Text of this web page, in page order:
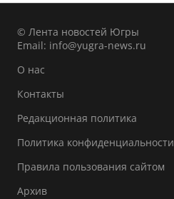
© Лента новостей Югры
Email: info@yugra-news.ru
О нас
Контакты
Редакционная политика
Политика конфиденциальности
Правила пользования сайтом
Архив